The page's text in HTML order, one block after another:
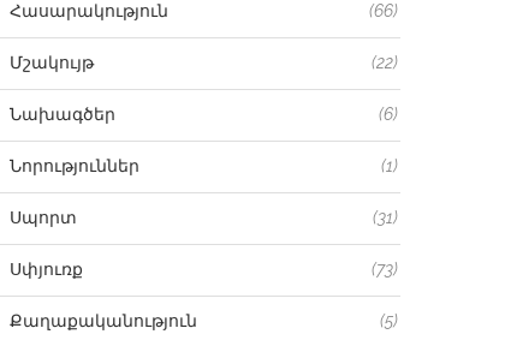
Հասարակություն (66)
Մշակույթ (22)
Նախագծեր (6)
Նորություններ (1)
Սպորտ (31)
Սփյուռք (73)
Քաղաքականություն (5)